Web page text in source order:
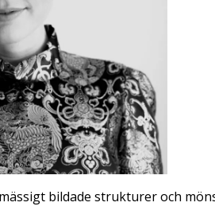
bildade strukturer och